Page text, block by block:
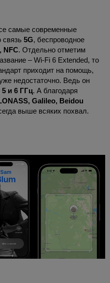
самые современные
5G, беспроводное
NFC. Отдельно отметим
– Wi-Fi 6 Extended, то
приходит на помощь,
недостаточно. Ведь он
5 и 6 ГГц. А благодаря
Galileo, Beidou
выше всяких похвал.